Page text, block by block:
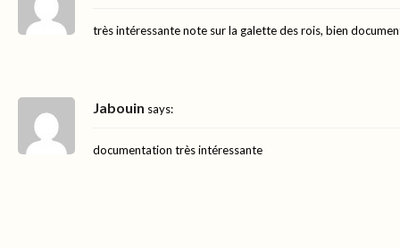
très intéressante note sur la galette des rois, bien
Jabouin says:
documentation très intéressante